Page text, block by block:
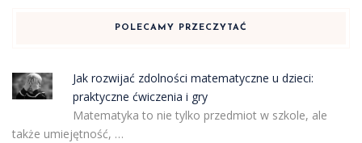
POLECAMY PRZECZYTAĆ
Jak rozwijać zdolności matematyczne u dzieci:
praktyczne ćwiczenia i gry
Matematyka to nie tylko przedmiot w szkole, ale
także umiejętność, …